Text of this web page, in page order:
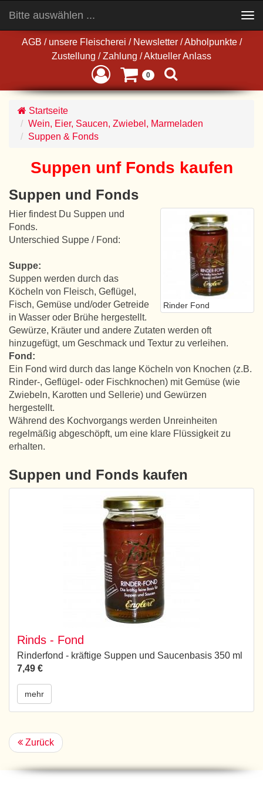
AGB / unsere Fleischerei / Newsletter / Abholpunkte /
Zustellung / Zahlung /Aktueller Anlass
0
Bitte auswählen ...
navigation
Startseite
Wein, Eier, Saucen, Zwiebel, Marmeladen
Suppen & Fonds
Suppen unf Fonds kaufen
Suppen und Fonds
Rinder Fond
Hier findest Du Suppen und
Fonds.
Unterschied Suppe / Fond:
Suppe:
Suppen werden durch das
Köcheln von Fleisch, Geflügel,
Fisch, Gemüse und/oder Getreide
in Wasser oder Brühe hergestellt.
Gewürze, Kräuter und andere Zutaten werden oft
hinzugefügt, um Geschmack und Textur zu verleihen.
Fond:
Ein Fond wird durch das lange Köcheln von Knochen (z.B.
Rinder-, Geflügel- oder Fischknochen) mit Gemüse (wie
Zwiebeln, Karotten und Sellerie) und Gewürzen
hergestellt.
Während des Kochvorgangs werden Unreinheiten
regelmäßig abgeschöpft, um eine klare Flüssigkeit zu
erhalten.
Suppen und Fonds kaufen
Rinds - Fond
Rinderfond - kräftige Suppen und Saucenbasis 350 ml
7,49 €
mehr
Zurück